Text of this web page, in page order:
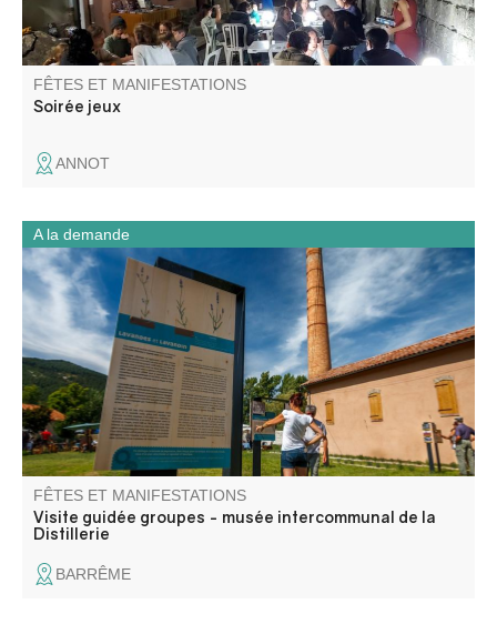
FÊTES ET MANIFESTATIONS
Soirée jeux
ANNOT
Accompagné d'un médiateur culturel, partez à la
découverte de cette ancienne distillerie de plantes à
parfum. Cette distillerie est construite en 1905 par une
société Allemande implantée internationalement.
FÊTES ET MANIFESTATIONS
Visite guidée groupes - musée intercommunal de la
Distillerie
A la demande
BARRÊME